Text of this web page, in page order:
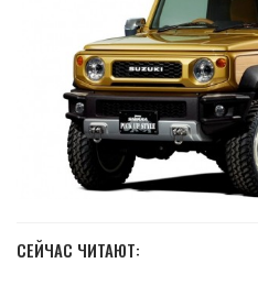
СЕЙЧАС ЧИТАЮТ: